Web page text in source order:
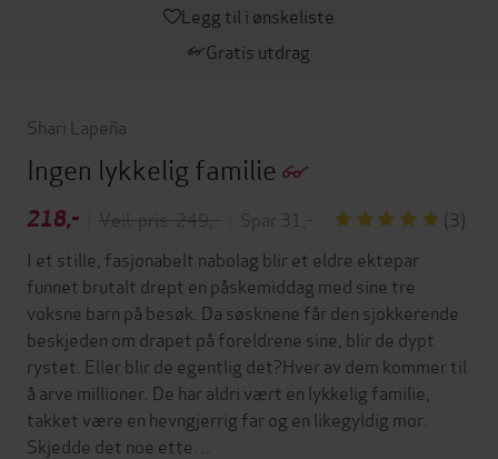
Legg til i ønskeliste
Gratis utdrag
Shari Lapeña
Ingen lykkelig familie
218,- Veil. pris: 249,- Spar 31,-
(3)
I et stille, fasjonabelt nabolag blir et eldre ektepar
funnet brutalt drept en påskemiddag med sine tre
voksne barn på besøk. Da søsknene får den sjokkerende
beskjeden om drapet på foreldrene sine, blir de dypt
rystet. Eller blir de egentlig det?Hver av dem kommer til
å arve millioner. De har aldri vært en lykkelig familie,
takket være en hevngjerrig far og en likegyldig mor.
Skjedde det noe ette…